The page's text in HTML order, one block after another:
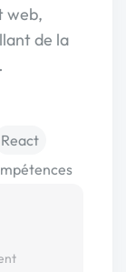
web,
de la
React